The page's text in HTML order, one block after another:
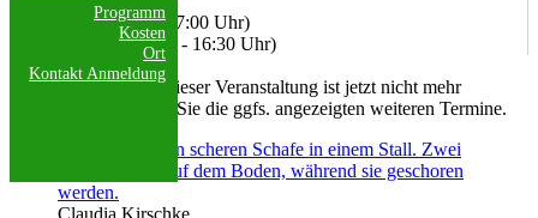
Programm
Kosten
Ort
Kontakt Anmeldung
18.06.2026 (09:00 - 17:00 Uhr)
bis 19.06.2026 (08:30 - 16:30 Uhr)
Freie Plätze:
Eine Anmeldung zu dieser Veranstaltung ist jetzt nicht mehr
möglich. Bitte nutzen Sie die ggfs. angezeigten weiteren Termine.
Claudia Kirschke